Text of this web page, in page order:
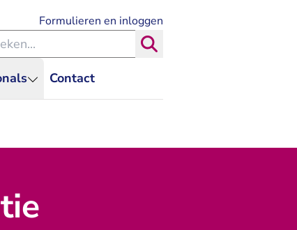
Contact
Formulieren en inloggen
binnen de Rechtspraak